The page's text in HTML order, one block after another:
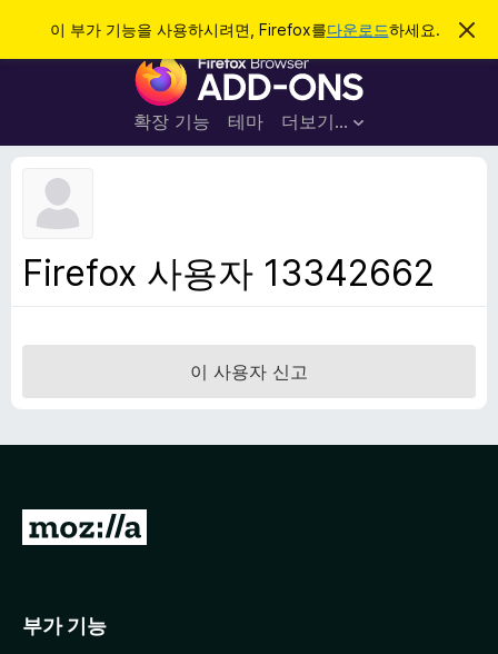
이 부가 기능을 사용하시려면, Firefox를다운로드하세요.
이
림
F
r
e
라
가
확장 기능 테마 더보기…
로그인
Firefox 사용자 13342662
이 사용자 신고
M
부가 기능